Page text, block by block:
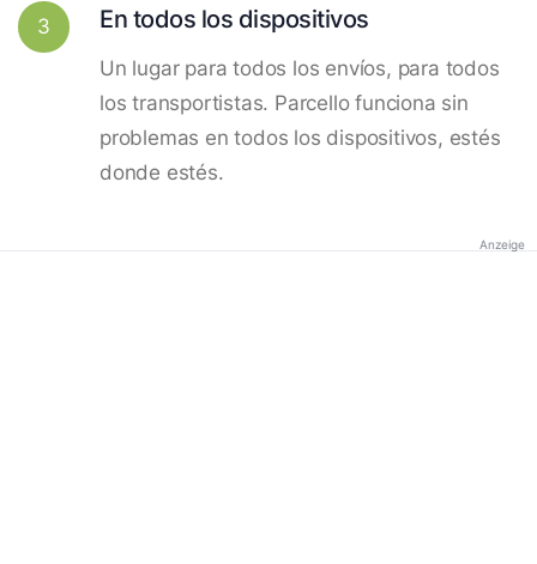
3 En todos los dispositivos
Un lugar para todos los envíos, para todos
los transportistas. Parcello funciona sin
problemas en todos los dispositivos, estés
donde estés.
Anzeige